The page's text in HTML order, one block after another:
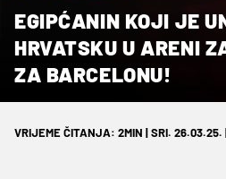
EGIPĆANIN KOJI JE
HRVATSKU U ARENI
ZA BARCELONU!
VRIJEME ČITANJA: 2MIN | SRI. 26.03.25.